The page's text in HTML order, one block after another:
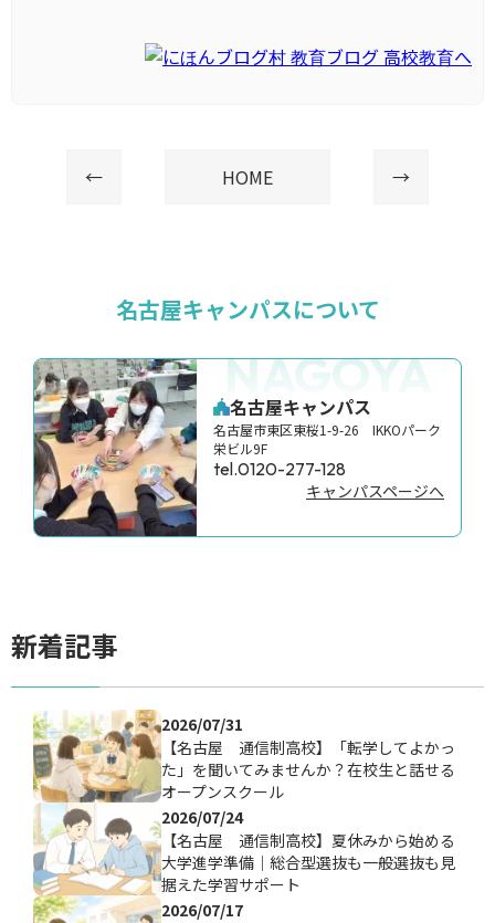
← HOME →
名古屋キャンパスについて
NAGOYA
名古屋キャンパス
名古屋市東区東桜1-9-26 IKKOパーク
栄ビル9F
tel.0120-277-128
キャンパスページへ
新着記事
2026/07/31
【名古屋 通信制高校】「転学してよかっ
た」を聞いてみませんか？在校生と話せる
オープンスクール
2026/07/24
【名古屋 通信制高校】夏休みから始める
大学進学準備｜総合型選抜も一般選抜も見
据えた学習サポート
2026/07/17